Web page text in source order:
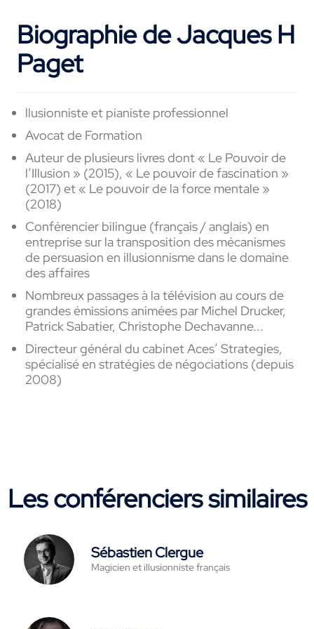
Biographie de Jacques H
Paget
llusionniste et pianiste professionnel
Avocat de Formation
Auteur de plusieurs livres dont « Le Pouvoir de
l’Illusion » (2015), « Le pouvoir de fascination »
(2017) et « Le pouvoir de la force mentale »
(2018)
Conférencier bilingue (français / anglais) en
entreprise sur la transposition des mécanismes
de persuasion en illusionnisme dans le domaine
des affaires
Nombreux passages à la télévision au cours de
grandes émissions animées par Michel Drucker,
Patrick Sabatier, Christophe Dechavanne...
Directeur général du cabinet Aces’ Strategies,
spécialisé en stratégies de négociations (depuis
2008)
Les conférenciers similaires
Sébastien Clergue
Magicien et illusionniste français